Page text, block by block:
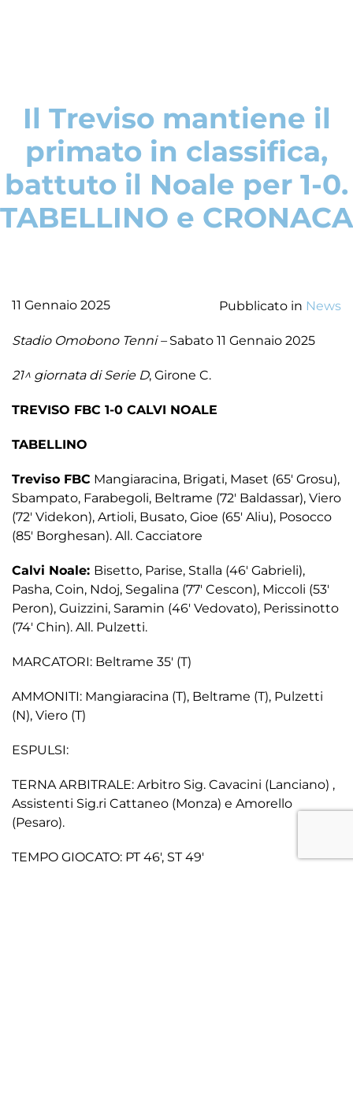
Il Treviso mantiene il
primato in classifica,
battuto il Noale per 1-0.
TABELLINO e CRONACA
11 Gennaio 2025 Pubblicato in News
Stadio Omobono Tenni – Sabato 11 Gennaio 2025
21^ giornata di Serie D, Girone C.
TREVISO FBC 1-0 CALVI NOALE
TABELLINO
Treviso FBC Mangiaracina, Brigati, Maset (65′ Grosu),
Sbampato, Farabegoli, Beltrame (72′ Baldassar), Viero
(72′ Videkon), Artioli, Busato, Gioe (65′ Aliu), Posocco
(85′ Borghesan). All. Cacciatore
Calvi Noale: Bisetto, Parise, Stalla (46′ Gabrieli),
Pasha, Coin, Ndoj, Segalina (77′ Cescon), Miccoli (53′
Peron), Guizzini, Saramin (46′ Vedovato), Perissinotto
(74′ Chin). All. Pulzetti.
MARCATORI: Beltrame 35′ (T)
AMMONITI: Mangiaracina (T), Beltrame (T), Pulzetti
(N), Viero (T)
ESPULSI:
TERNA ARBITRALE: Arbitro Sig. Cavacini (Lanciano) ,
Assistenti Sig.ri Cattaneo (Monza) e Amorello
(Pesaro).
TEMPO GIOCATO: PT 46′, ST 49′